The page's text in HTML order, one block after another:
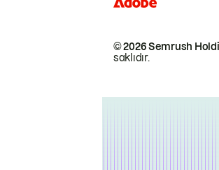
© 2026 Semrush
saklıdır.